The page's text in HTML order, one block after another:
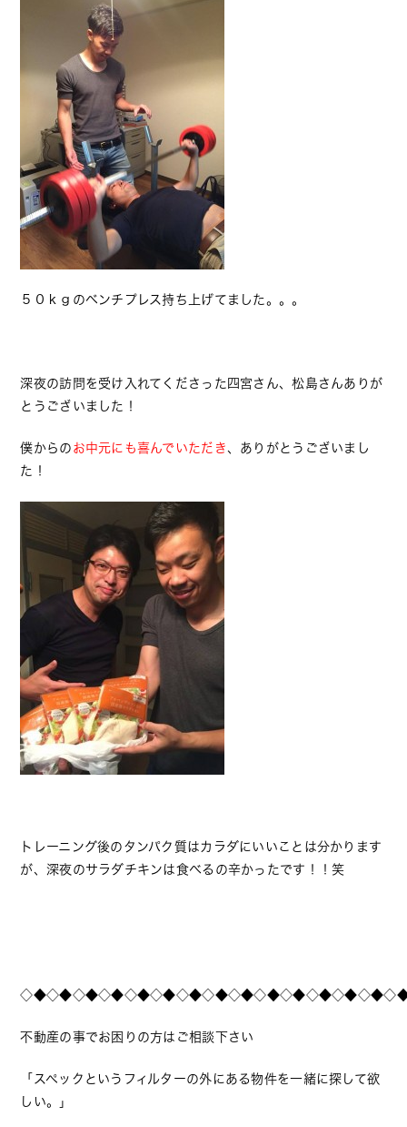
５０ｋｇのベンチプレス持ち上げてました。。。
深夜の訪問を受け入れてくださった四宮さん、松島さんありが
とうございました！
僕からの お中元にも喜んでいただき、ありがとうございまし
た！
トレーニング後のタンパク質はカラダにいいことは分かります
が、深夜のサラダチキンは食べるの辛かったです！！笑
不動産の事でお困りの方はご相談下さい
「スペックというフィルターの外にある物件を一緒に探して欲
しい。」